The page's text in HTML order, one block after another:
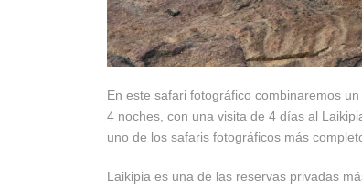
En este safari fotográfico combinaremos
4 noches, con una visita de 4 días al
uno de los safaris fotográficos más
Laikipia es una de las reservas privadas